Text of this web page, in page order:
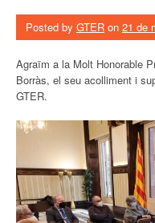
Posted by GTER on 21 de
Agraïm a la Molt Honorable
Borràs, el seu acolliment i
GTER.